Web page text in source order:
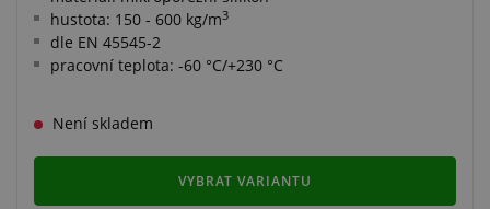
hustota: 150 - 600 kg/m3
dle EN 45545-2
pracovní teplota: -60 °C/+230 °C
Není skladem
VYBRAT VARIANTU